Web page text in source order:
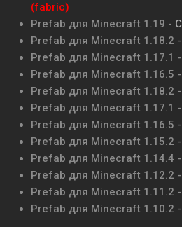
(fabric)
Prefab для Minecraft 1.19 -
Prefab для Minecraft 1.18.2 -
Prefab для Minecraft 1.17.1 -
Prefab для Minecraft 1.16.5 -
Prefab для Minecraft 1.18.2 -
Prefab для Minecraft 1.17.1 -
Prefab для Minecraft 1.16.5 -
Prefab для Minecraft 1.15.2 -
Prefab для Minecraft 1.14.4 -
Prefab для Minecraft 1.12.2 -
Prefab для Minecraft 1.11.2 -
Prefab для Minecraft 1.10.2 -